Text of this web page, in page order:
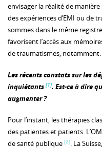
envisager la réalité de
des expériences d’EMI ou de
sommes dans le même
favorisent l’accès aux
de traumatismes, notamment.
Les récents constats sur les
inquiétants [1]. Est-ce à dire
augmenter ?
Pour l’instant, les thérapies
des patientes et patients.
de santé publique [2]. La